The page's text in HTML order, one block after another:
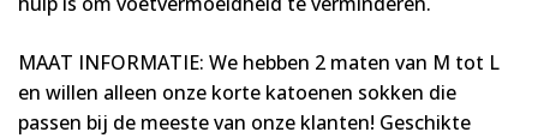
MAAT INFORMATIE: We hebben 2 maten van M tot L
en willen alleen onze korte katoenen sokken die
passen bij de meeste van onze klanten! Geschikte